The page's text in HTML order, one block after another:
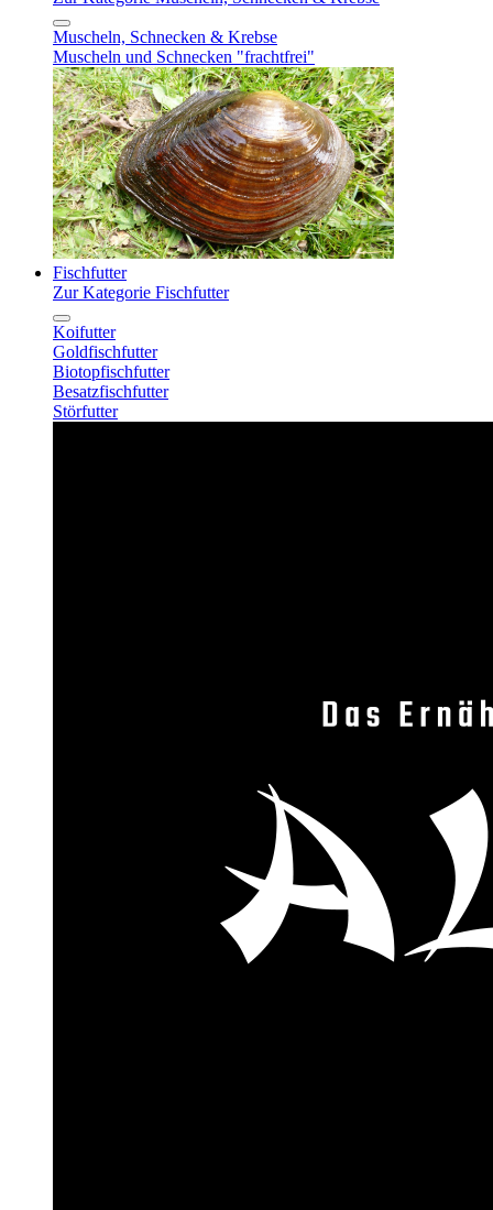
Muscheln, Schnecken & Krebse
Muscheln und Schnecken "frachtfrei"
Fischfutter
Zur Kategorie Fischfutter
Koifutter
Goldfischfutter
Biotopfischfutter
Besatzfischfutter
Störfutter